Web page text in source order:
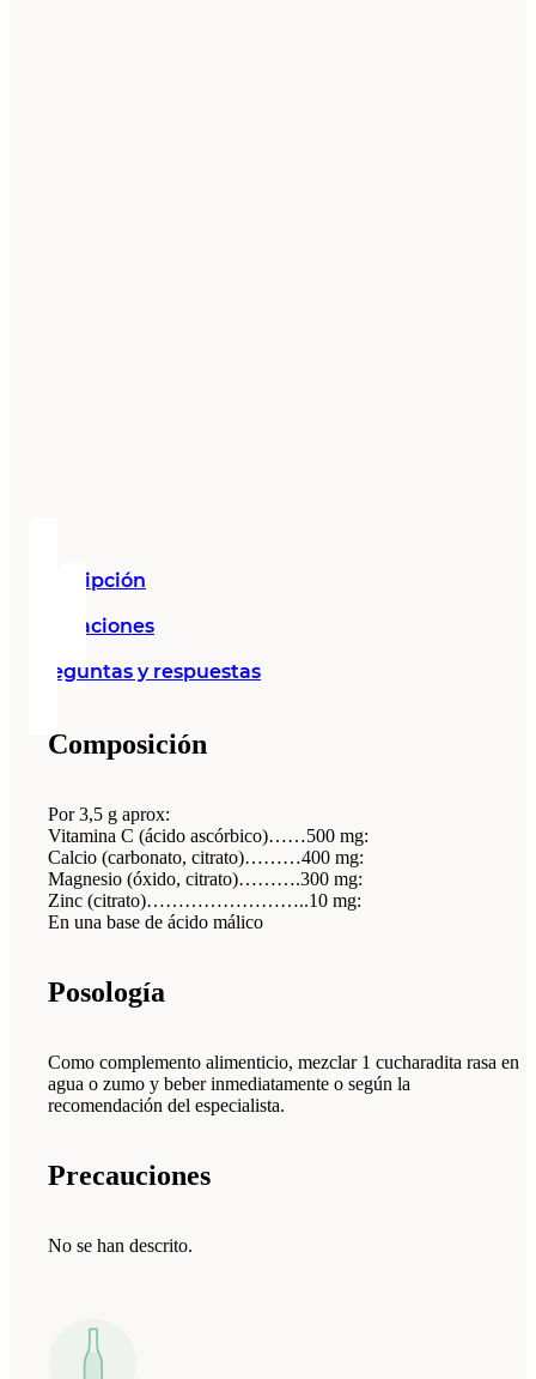
Descripción
Valoraciones
Preguntas y respuestas
Composición
Por 3,5 g aprox:
Vitamina C (ácido ascórbico)……500 mg:
Calcio (carbonato, citrato)………400 mg:
Magnesio (óxido, citrato)……….300 mg:
Zinc (citrato)……………………..10 mg:
En una base de ácido málico
Posología
Como complemento alimenticio, mezclar 1 cucharadita rasa en
agua o zumo y beber inmediatamente o según la
recomendación del especialista.
Precauciones
No se han descrito.